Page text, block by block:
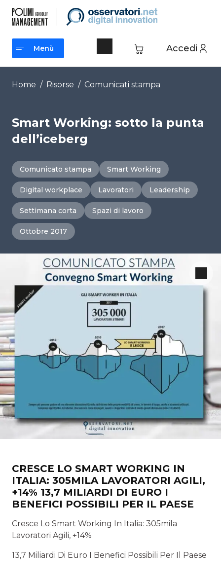
contenuto
Accedi
Menù
Menù
Home / Risorse / Comunicati stampa
Smart Working: sotto la punta
dell’iceberg
Comunicato stampa Smart Working
Digital workplace Lavoratori Leadership
Settimana corta Spazi di lavoro
Ottobre 2017
CRESCE LO SMART WORKING IN
ITALIA: 305MILA LAVORATORI AGILI,
+14% 13,7 MILIARDI DI EURO I
BENEFICI POSSIBILI PER IL PAESE
Cresce Lo Smart Working In Italia: 305mila
Lavoratori Agili, +14%
13,7 Miliardi Di Euro I Benefici Possibili Per Il Paese